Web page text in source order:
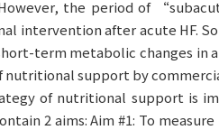
the period of
intervention after acute HF.
term metabolic changes in
support by
of nutritional support is
2 aims: Aim #1: To